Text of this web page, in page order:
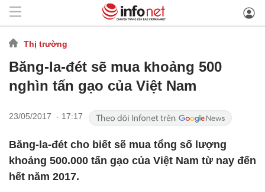
Thị trường
Băng-la-đét sẽ mua khoảng 500
nghìn tấn gạo của Việt Nam
23/05/2017 - 17:17
Băng-la-đét cho biết sẽ mua tổng số lượng
khoảng 500.000 tấn gạo của Việt Nam từ nay đến
hết năm 2017.